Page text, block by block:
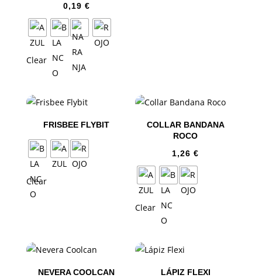
0,19 €
Clear
FRISBEE FLYBIT
Clear
COLLAR BANDANA
ROCO
1,26€
Clear
NEVERA COOLCAN
LÁPIZ FLEXI